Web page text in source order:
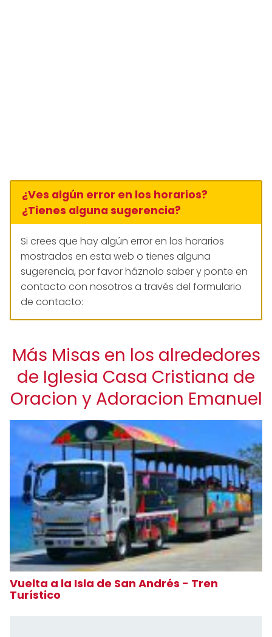
¿Ves algún error en los horarios?
¿Tienes alguna sugerencia?
Si crees que hay algún error en los horarios
mostrados en esta web o tienes alguna
sugerencia, por favor háznolo saber y ponte en
contacto con nosotros a través del formulario
de contacto:
Más Misas en los alrededores
de Iglesia Casa Cristiana de
Oracion y Adoracion Emanuel
Vuelta a la Isla de San Andrés - Tren
Turístico